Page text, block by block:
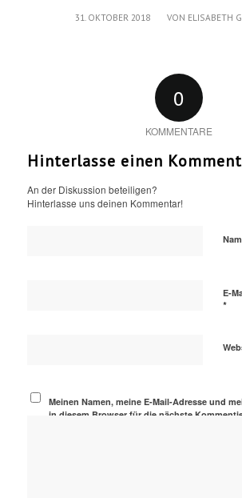
31. OKTOBER 2018
/ VON ELISABETH
0
KOMMENTARE
Hinterlasse einen
An der Diskussion beteiligen?
Hinterlasse uns deinen Kommentar!
E-
*
Meinen Namen, meine E-Mail-Adresse und
in diesem Browser für die nächste